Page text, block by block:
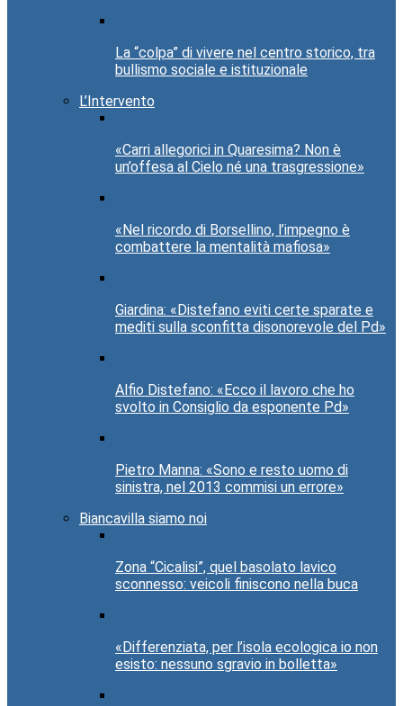
La “colpa” di vivere nel centro storico, tra
bullismo sociale e istituzionale
L’Intervento
«Carri allegorici in Quaresima? Non è
un’offesa al Cielo né una trasgressione»
«Nel ricordo di Borsellino, l’impegno è
combattere la mentalità mafiosa»
Giardina: «Distefano eviti certe sparate e
mediti sulla sconfitta disonorevole del Pd»
Alfio Distefano: «Ecco il lavoro che ho
svolto in Consiglio da esponente Pd»
Pietro Manna: «Sono e resto uomo di
sinistra, nel 2013 commisi un errore»
Biancavilla siamo noi
Zona “Cicalisi”, quel basolato lavico
sconnesso: veicoli finiscono nella buca
«Differenziata, per l’isola ecologica io non
esisto: nessuno sgravio in bolletta»